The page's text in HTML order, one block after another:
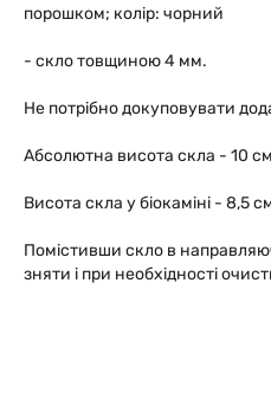
порошком; колір: чорний
- скло товщиною 4 мм.
Не потрібно докуповувати
Абсолютна висота скла - 10
Висота скла у біокаміні - 8,5
Помістивши скло в
зняти і при необхідності